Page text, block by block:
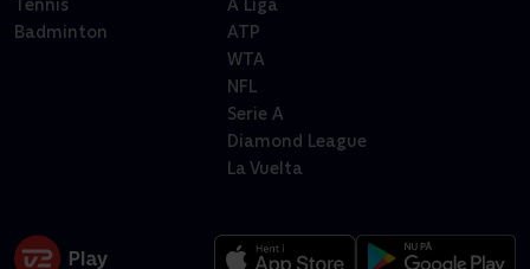
Tennis
Badminton
A Liga
ATP
WTA
NFL
Serie A
Diamond League
La Vuelta